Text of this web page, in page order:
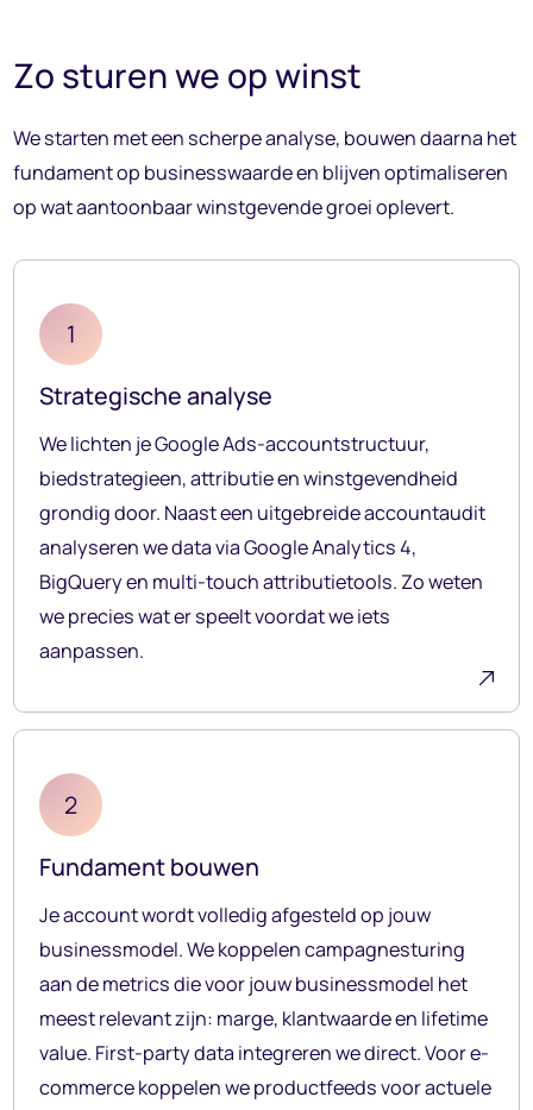
Zo sturen we op winst
We starten met een scherpe analyse, bouwen daarna het
fundament op businesswaarde en blijven optimaliseren
op wat aantoonbaar winstgevende groei oplevert.
1
Strategische analyse
We lichten je Google Ads-accountstructuur,
biedstrategieen, attributie en winstgevendheid
grondig door. Naast een uitgebreide accountaudit
analyseren we data via Google Analytics 4,
BigQuery en multi-touch attributietools. Zo weten
we precies wat er speelt voordat we iets
aanpassen.
2
Fundament bouwen
Je account wordt volledig afgesteld op jouw
businessmodel. We koppelen campagnesturing
aan de metrics die voor jouw businessmodel het
meest relevant zijn: marge, klantwaarde en lifetime
value. First-party data integreren we direct. Voor e-
commerce koppelen we productfeeds voor actuele